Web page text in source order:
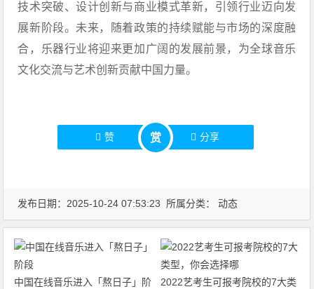
技术突破、设计创新与商业模式革新，引领行业迈向发
展新阶段。未来，随着政策的持续赋能与市场的深度融
合，乐器行业将迎来更加广阔的发展前景，为全球音乐
文化交流与艺术创新贡献中国力量。
赞 赏 分享
发布日期：2025-10-24 07:53:23 所属分类：动态
中国在线音乐进入「熬日子」阶
2022艺考生可报考院校的7大类